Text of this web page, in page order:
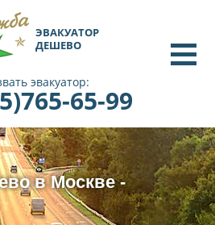
ЭВАКУАТОР
ДЕШЕВО
эвакуатор:
65-99
в Москве -